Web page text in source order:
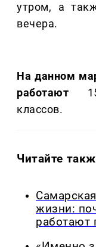
утром, а
вечера.
На данном
работают 15
классов.
Читайте
жизни:
работают